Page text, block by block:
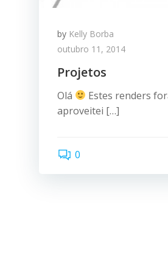
by Kelly Borba
outubro 11, 2014
Projetos
Olá
Estes renders
aproveitei […]
0